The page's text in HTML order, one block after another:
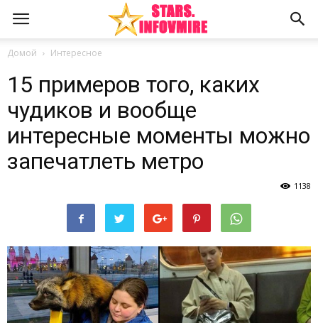
Домой Интересное
15 примеров того, каких
чудиков и вообще
интересные моменты можно
запечатлеть метро
1138